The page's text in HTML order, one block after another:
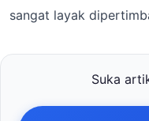
sangat layak
Suka